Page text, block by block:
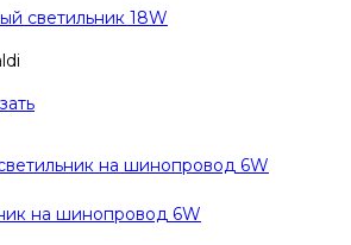
светильник 18W
на шинопровод 6W